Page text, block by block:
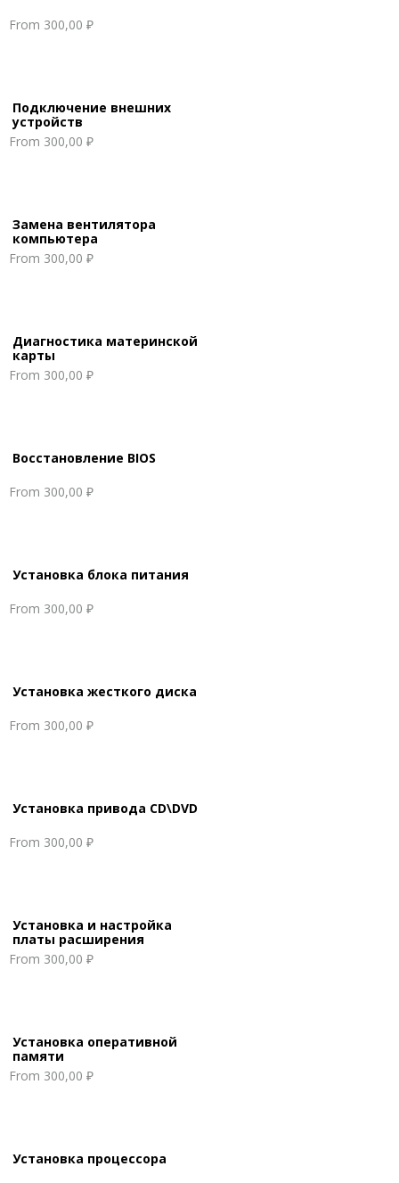
From 300,00 ₽
Подключение внешних
устройств
From 300,00 ₽
Замена вентилятора
компьютера
From 300,00 ₽
Диагностика материнской
карты
From 300,00 ₽
Восстановление BIOS
From 300,00 ₽
Установка блока питания
From 300,00 ₽
Установка жесткого диска
From 300,00 ₽
Установка привода CD\DVD
From 300,00 ₽
Установка и настройка
платы расширения
From 300,00 ₽
Установка оперативной
памяти
From 300,00 ₽
Установка процессора